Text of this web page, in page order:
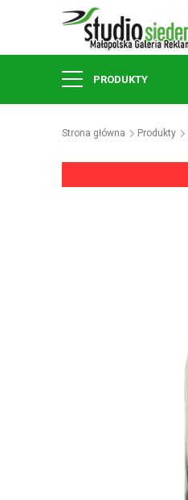
PRODUKTY
Strona główna Produkty